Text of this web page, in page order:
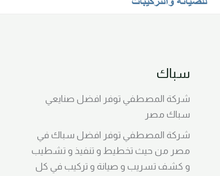
سباك
شركة المصطفي توفر افضل صنايعي
سباك مصر
شركة المصطفي توفر افضل سباك في
مصر من حيث تخطيط و تنفيذ و تشطيب
و كشف تسريب و صيانة و تركيب في كل